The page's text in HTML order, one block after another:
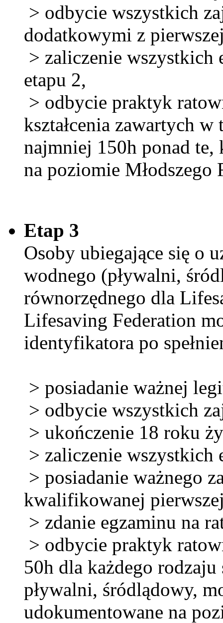
> odbycie wszystkich
dodatkowymi z
> zaliczenie wszystkich
etapu 2,
> odbycie praktyk
kształcenia zawartych
najmniej 150h ponad te,
na poziomie
Etap 3
Osoby ubiegające się o
wodnego (pływalni,
równorzędnego dla
Lifesaving Federation
identyfikatora po
> posiadanie ważnej
> odbycie wszystkich
> ukończenie 18 roku
> zaliczenie
> posiadanie ważnego
kwalifikowanej
> zdanie egzaminu na
> odbycie praktyk
50h dla każdego
pływalni, śródlądowy,
udokumentowane na